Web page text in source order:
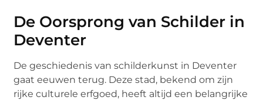
De Oorsprong van Schilder in
Deventer
De geschiedenis van schilderkunst in Deventer
gaat eeuwen terug. Deze stad, bekend om zijn
rijke culturele erfgoed, heeft altijd een belangrijke